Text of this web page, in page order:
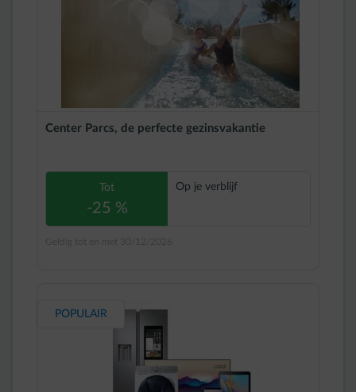
Center Parcs, de perfecte gezinsvakantie
Tot
-25 %
Op je verblijf
POPULAIR